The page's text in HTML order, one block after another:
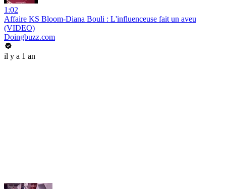
1:02
Affaire KS Bloom-Diana Bouli : L'influenceuse fait un aveu
(VIDEO)
Doingbuzz.com
il y a 1 an